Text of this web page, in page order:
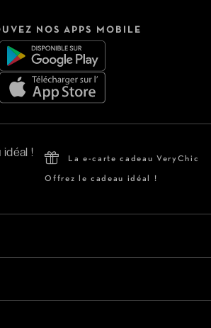
NOS APPS MOBILE
La e-carte cadeau VeryChic
Offrez le cadeau idéal !